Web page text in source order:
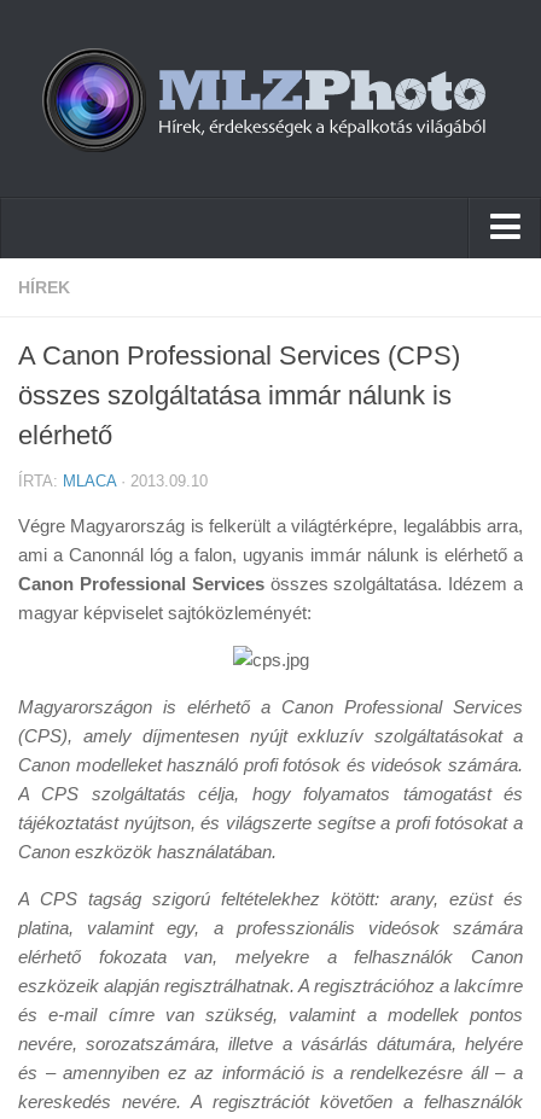
Hírek
Cikkek
Tanácsok
Érdekességek
HÍREK
A Canon Professional Services (CPS)
összes szolgáltatása immár nálunk is
elérhető
ÍRTA: MLACA· 2013.09.10
Végre Magyarország is felkerült a világtérképre, legalábbis arra,
ami a Canonnál lóg a falon, ugyanis immár nálunk is elérhető a
Canon Professional Servicesösszes szolgáltatása. Idézem a
magyar képviselet sajtóközleményét:
Magyarországon is elérhető a Canon Professional Services
(CPS), amely díjmentesen nyújt exkluzív szolgáltatásokat a
Canon modelleket használó profi fotósok és videósok számára.
A CPS szolgáltatás célja, hogy folyamatos támogatást és
tájékoztatást nyújtson, és világszerte segítse a profi fotósokat a
Canon eszközök használatában.
A CPS tagság szigorú feltételekhez kötött: arany, ezüst és
platina, valamint egy, a professzionális videósok számára
elérhető fokozata van, melyekre a felhasználók Canon
eszközeik alapján regisztrálhatnak. A regisztrációhoz a lakcímre
és e-mail címre van szükség, valamint a modellek pontos
nevére, sorozatszámára, illetve a vásárlás dátumára, helyére
és – amennyiben ez az információ is a rendelkezésre áll – a
kereskedés nevére. A regisztrációt követően a felhasználók